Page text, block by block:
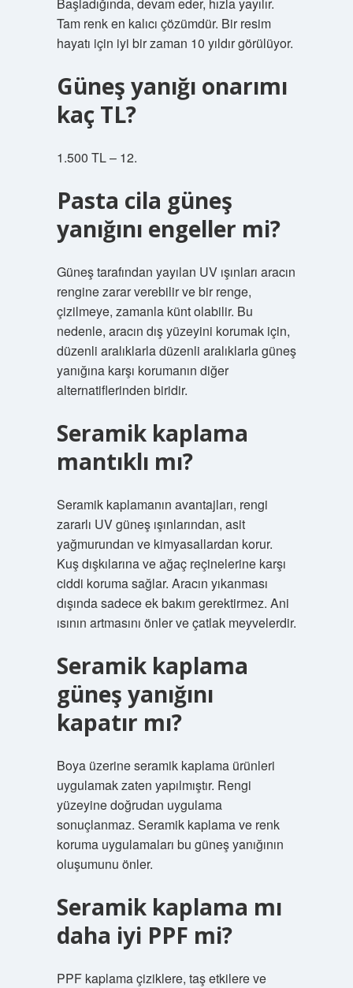
Tam renk en kalıcı çözümdür. Bir resim
hayatı için iyi bir zaman 10 yıldır görülüyor.
Güneş yanığı onarımı
kaç TL?
1.500 TL – 12.
Pasta cila güneş
yanığını engeller mi?
Güneş tarafından yayılan UV ışınları aracın
rengine zarar verebilir ve bir renge,
çizilmeye, zamanla künt olabilir. Bu
nedenle, aracın dış yüzeyini korumak için,
düzenli aralıklarla düzenli aralıklarla güneş
yanığına karşı korumanın diğer
alternatiflerinden biridir.
Seramik kaplama
mantıklı mı?
Seramik kaplamanın avantajları, rengi
zararlı UV güneş ışınlarından, asit
yağmurundan ve kimyasallardan korur.
Kuş dışkılarına ve ağaç reçinelerine karşı
ciddi koruma sağlar. Aracın yıkanması
dışında sadece ek bakım gerektirmez. Ani
ısının artmasını önler ve çatlak meyvelerdir.
Seramik kaplama
güneş yanığını
kapatır mı?
Boya üzerine seramik kaplama ürünleri
uygulamak zaten yapılmıştır. Rengi
yüzeyine doğrudan uygulama
sonuçlanmaz. Seramik kaplama ve renk
koruma uygulamaları bu güneş yanığının
oluşumunu önler.
Seramik kaplama mı
daha iyi PPF mi?
PPF kaplama çiziklere, taş etkilere ve